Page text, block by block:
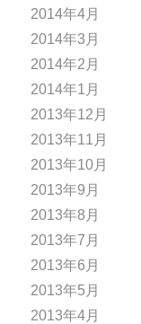
2014年4月
2014年3月
2014年2月
2014年1月
2013年12月
2013年11月
2013年10月
2013年9月
2013年8月
2013年7月
2013年6月
2013年5月
2013年4月